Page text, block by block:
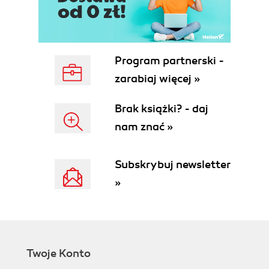
7.1. Ćwiczenia (99)
7.2. Zadania (106)
Rozdział 8. Diagramy harmonogramowania (109)
8.1. Ćwiczenie (109)
8.2. Zadania (113)
Rozdział 9. Diagramy sterowania interakcją (117)
9.1. Ćwiczenia (117)
9.2. Zadania (121)
(komponentów i rozlokowania) (123)
10.1. Ćwiczenia (123)
Rozdział 12. Diagramy pakietów (139)
Program partnerski -
zarabiaj więcej »
Brak książki? - daj
nam znać »
Subskrybuj newsletter
»
Twoje Konto